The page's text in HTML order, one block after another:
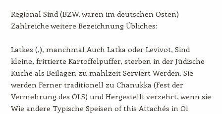
Regional Sind (BZW. waren im deutschen Osten)
Zahlreiche weitere Bezeichnung Übliches:
Latkes (,), manchmal Auch Latka oder Levivot, Sind
kleine, frittierte Kartoffelpuffer, sterben in der Jüdische
Küche als Beilagen zu mahlzeit Serviert Werden. Sie
werden Ferner traditionell zu Chanukka (Fest der
Vermehrung des OLS) und Hergestellt verzehrt, wenn sie
Wie andere Typische Speisen of this Attachés in Öl